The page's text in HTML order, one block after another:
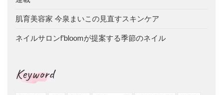
肌育美容家 今泉まいこの見直すスキンケア
ネイルサロンf’bloomが提案する季節のネイル
Keyword